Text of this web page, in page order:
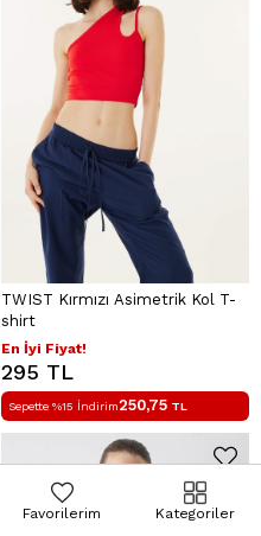
TWIST Kırmızı Asimetrik Kol T-
shirt
En İyi Fiyat!
295 TL
Sepette %15 İndirim250,75 TL
Favorilerim Kategoriler